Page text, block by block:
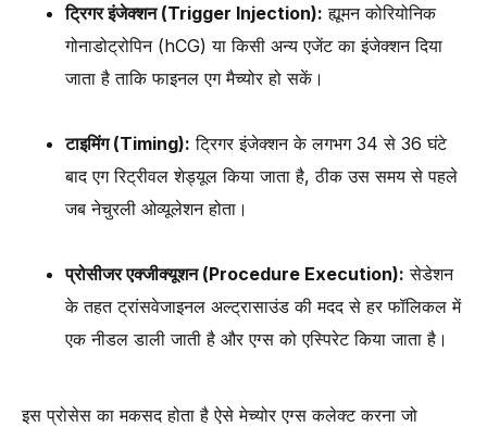
ट्रिगर इंजेक्शन (Trigger Injection): ह्यूमन कोरियोनिक
गोनाडोट्रोपिन (hCG) या किसी अन्य एजेंट का इंजेक्शन दिया
जाता है ताकि फाइनल एग मैच्योर हो सकें।
टाइमिंग (Timing): ट्रिगर इंजेक्शन के लगभग 34 से 36 घंटे
बाद एग रिट्रीवल शेड्यूल किया जाता है, ठीक उस समय से पहले
जब नेचुरली ओव्यूलेशन होता।
प्रोसीजर एक्जीक्यूशन (Procedure Execution): सेडेशन
के तहत ट्रांसवेजाइनल अल्ट्रासाउंड की मदद से हर फॉलिकल में
एक नीडल डाली जाती है और एग्स को एस्पिरेट किया जाता है।
इस प्रोसेस का मकसद होता है ऐसे मेच्योर एग्स कलेक्ट करना जो